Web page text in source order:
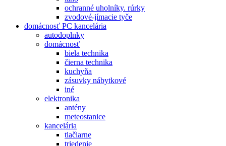
ochranné uholníky. rúrky
zvodové-jímacie tyče
domácnosť PC kancelária
autodoplnky
domácnosť
biela technika
čierna technika
kuchyňa
zásuvky nábytkové
iné
elektronika
antény
meteostanice
kancelária
tlačiarne
triedenie